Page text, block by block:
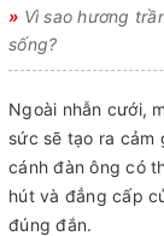
» Vì sao hương
sống?
Ngoài nhẫn cưới,
sức sẽ tạo ra cảm
cánh đàn ông có
hút và đẳng cấp
đúng đắn.